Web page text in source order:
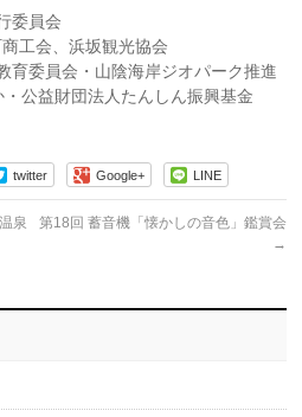
委員会
工会、浜坂観光協会
育委員会・山陰海岸ジオパーク推進
公益財団法人たんしん振興基金
twitter Google+ LINE
泉
第18回 蓄音機「懐かしの音色」鑑賞会
→